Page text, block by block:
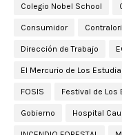
Colegio Nobel School
Consumidor
Dirección de Trabajo
El Mercurio de Los
FOSIS Festival de Los
Gobierno Hospital